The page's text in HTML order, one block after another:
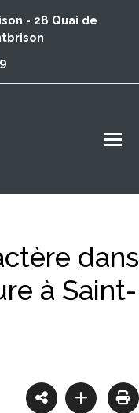
- 28 Quai de
dans
à Saint-